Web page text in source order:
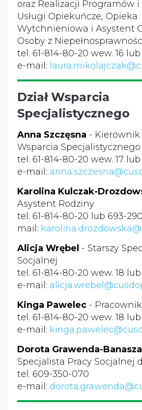
oraz Realizacji Programów
Usługi Opiekuńcze, Opieka
Wytchnieniowa i Asystent
Osoby z
tel. 61-814-80-20 wew. 16
e-mail:
Dział Wsparcia
Specjalistycznego
Anna Szczęsna - Kierownik
Wsparcia Specjalistycznego
tel. 61-814-80-20 wew. 17
e-mail:
Karolina Kulczak-
Asystent Rodziny
tel. 61-814-80-20 lub 693-
mail:
Alicja Wrębel - Starszy
Socjalnej
tel. 61-814-80-20 wew. 18 lub
e-mail:
Kinga Pawelec -
tel. 61-814-80-20 wew. 18
e-mail:
Dorota Grawenda-
Specjalista Pracy Socjalnej
tel. 609-350-070
e-mail: